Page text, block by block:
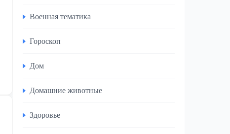
Военная тематика
Гороскоп
Дом
Домашние животные
Здоровье